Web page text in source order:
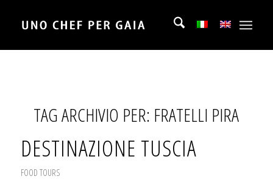
TAG ARCHIVIO PER: FRATELLI PIRA
DESTINAZIONE TUSCIA
FOOD TOURS